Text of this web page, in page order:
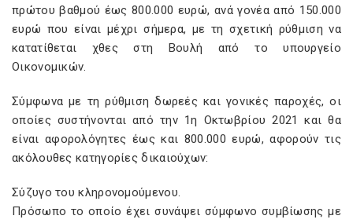
πρώτου βαθμού έως 800.000 ευρώ, ανά γονέα από 150.000
ευρώ που είναι μέχρι σήμερα, με τη σχετική ρύθμιση να
κατατίθεται χθες στη Βουλή από το υπουργείο
Οικονομικών.
Σύμφωνα με τη ρύθμιση δωρεές και γονικές παροχές, οι
οποίες συστήνονται από την 1η Οκτωβρίου 2021 και θα
είναι αφορολόγητες έως και 800.000 ευρώ, αφορούν τις
ακόλουθες κατηγορίες δικαιούχων:
Σύζυγο του κληρονομούμενου.
Πρόσωπο το οποίο έχει συνάψει σύμφωνο συμβίωσης με